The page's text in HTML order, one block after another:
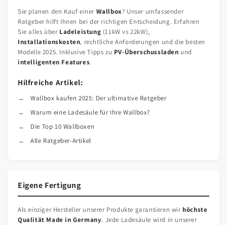
Sie planen den Kauf einer Wallbox? Unser umfassender
Ratgeber hilft Ihnen bei der richtigen Entscheidung. Erfahren
Sie alles über Ladeleistung (11kW vs 22kW),
Installationskosten, rechtliche Anforderungen und die besten
Modelle 2025. Inklusive Tipps zu PV-Überschussladen und
intelligenten Features.
Hilfreiche Artikel:
Wallbox kaufen 2025: Der ultimative Ratgeber
Warum eine Ladesäule für Ihre Wallbox?
Die Top 10 Wallboxen
Alle Ratgeber-Artikel
Eigene Fertigung
Als einziger Hersteller unserer Produkte garantieren wirhöchste
Qualität Made in Germany. Jede Ladesäule wird in unserer